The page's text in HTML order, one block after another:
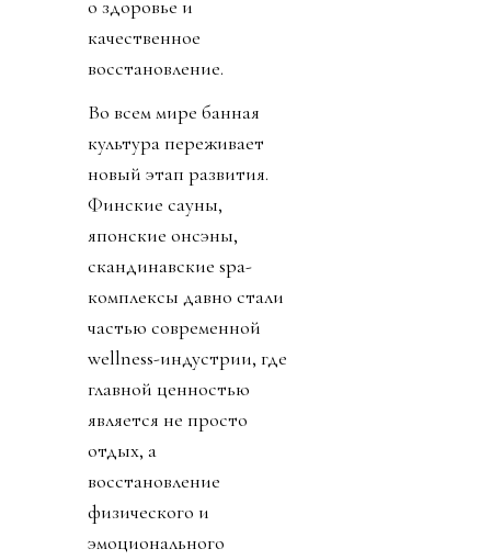
о здоровье и
качественное
восстановление.
Во всем мире банная
культура переживает
новый этап развития.
Финские сауны,
японские онсэны,
скандинавские spa-
комплексы давно стали
частью современной
wellness-индустрии, где
главной ценностью
является не просто
отдых, а
восстановление
физического и
эмоционального